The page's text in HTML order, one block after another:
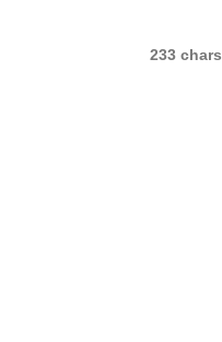
233 chars